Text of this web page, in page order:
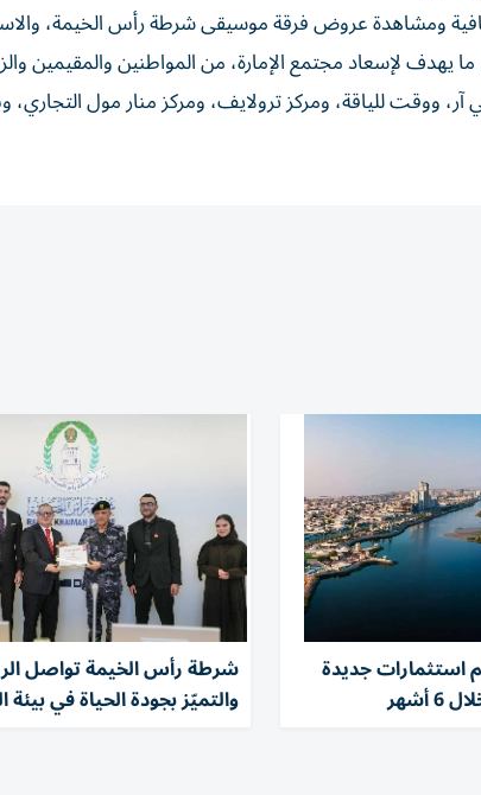
ومشاهدة عروض فرقة موسيقى شرطة رأس الخيمة،
يهدف لإسعاد مجتمع الإمارة، من المواطنين والمقيمين
ووقت للياقة، ومركز ترولايف، ومركز منار مول التجاري،
استثمارات جديدة شرطة رأس الخيمة تواصل
والتميّز بجودة الحياة في بيئة